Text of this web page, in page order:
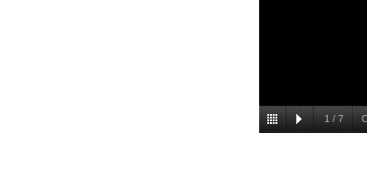
1 / 7